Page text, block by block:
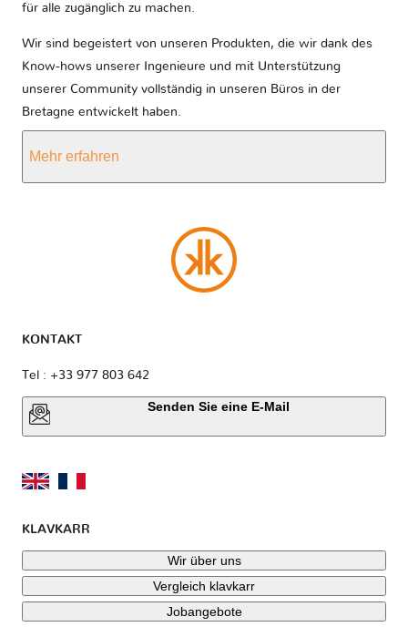
für alle zugänglich zu machen.
Wir sind begeistert von unseren Produkten, die wir dank des
Know-hows unserer Ingenieure und mit Unterstützung
unserer Community vollständig in unseren Büros in der
Bretagne entwickelt haben.
Mehr erfahren
KONTAKT
Tel : +33 977 803 642
Senden Sie eine E-Mail
KLAVKARR
Wir über uns
Vergleich klavkarr
Jobangebote